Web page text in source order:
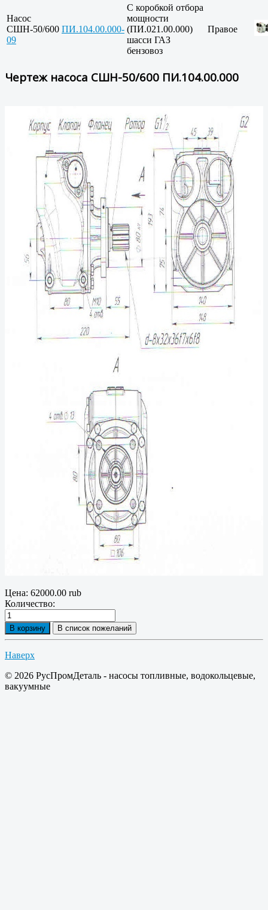
Насос
СШН-50/600 ПИ.104.00.000-
09
С коробкой отбора
мощности
(ПИ.021.00.000)
шасси ГАЗ
бензовоз
Правое
Чертеж насоса СШН-50/600 ПИ.104.00.000
Цена: 62000.00 rub
Количество:
Наверх
© 2026 РусПромДеталь - насосы топливные, водокольцевые,
вакуумные